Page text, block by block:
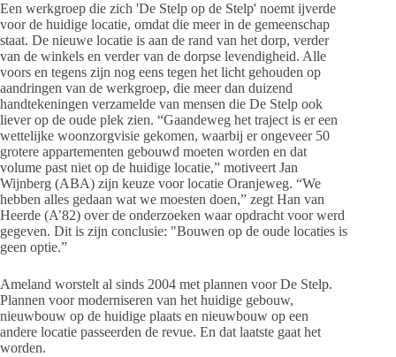
Een werkgroep die zich 'De Stelp op de Stelp' noemt ijverde
voor de huidige locatie, omdat die meer in de gemeenschap
staat. De nieuwe locatie is aan de rand van het dorp, verder
van de winkels en verder van de dorpse levendigheid. Alle
voors en tegens zijn nog eens tegen het licht gehouden op
aandringen van de werkgroep, die meer dan duizend
handtekeningen verzamelde van mensen die De Stelp ook
liever op de oude plek zien. “Gaandeweg het traject is er een
wettelijke woonzorgvisie gekomen, waarbij er ongeveer 50
grotere appartementen gebouwd moeten worden en dat
volume past niet op de huidige locatie,” motiveert Jan
Wijnberg (ABA) zijn keuze voor locatie Oranjeweg. “We
hebben alles gedaan wat we moesten doen,” zegt Han van
Heerde (A’82) over de onderzoeken waar opdracht voor werd
gegeven. Dit is zijn conclusie: "Bouwen op de oude locaties is
geen optie.”
Ameland worstelt al sinds 2004 met plannen voor De Stelp.
Plannen voor moderniseren van het huidige gebouw,
nieuwbouw op de huidige plaats en nieuwbouw op een
andere locatie passeerden de revue. En dat laatste gaat het
worden.